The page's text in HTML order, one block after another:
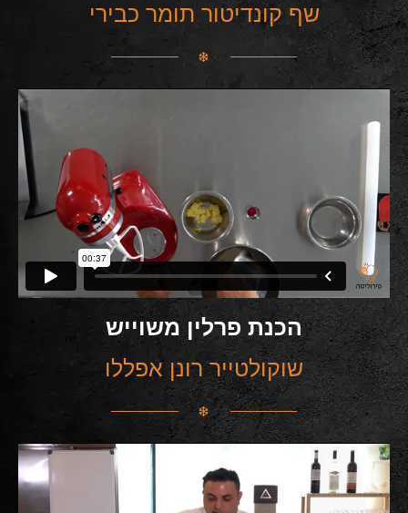
שף קונדיטור תומר כבירי
הכנת פרלין משוייש
שוקולטייר רונן אפללו